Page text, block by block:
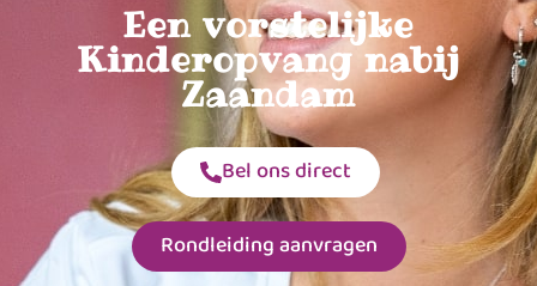
Een vorstelijke
Kinderopvang nabij
Zaandam
Bel ons direct
Rondleiding aanvragen